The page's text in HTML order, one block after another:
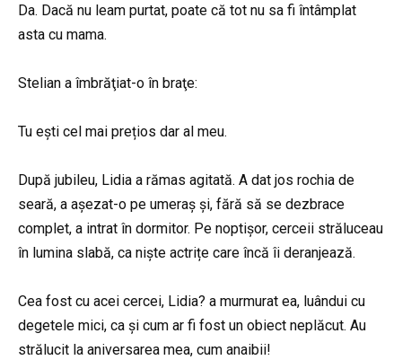
Da. Dacă nu leam purtat, poate că tot nu sa fi întâmplat
asta cu mama.
Stelian a îmbrăţiat-o în braţe:
Tu ești cel mai prețios dar al meu.
După jubileu, Lidia a rămas agitată. A dat jos rochia de
seară, a așezat-o pe umeraș și, fără să se dezbrace
complet, a intrat în dormitor. Pe noptișor, cerceii străluceau
în lumina slabă, ca niște actrițe care încă îi deranjează.
Cea fost cu acei cercei, Lidia? a murmurat ea, luândui cu
degetele mici, ca și cum ar fi fost un obiect neplăcut. Au
strălucit la aniversarea mea, cum anaibii!